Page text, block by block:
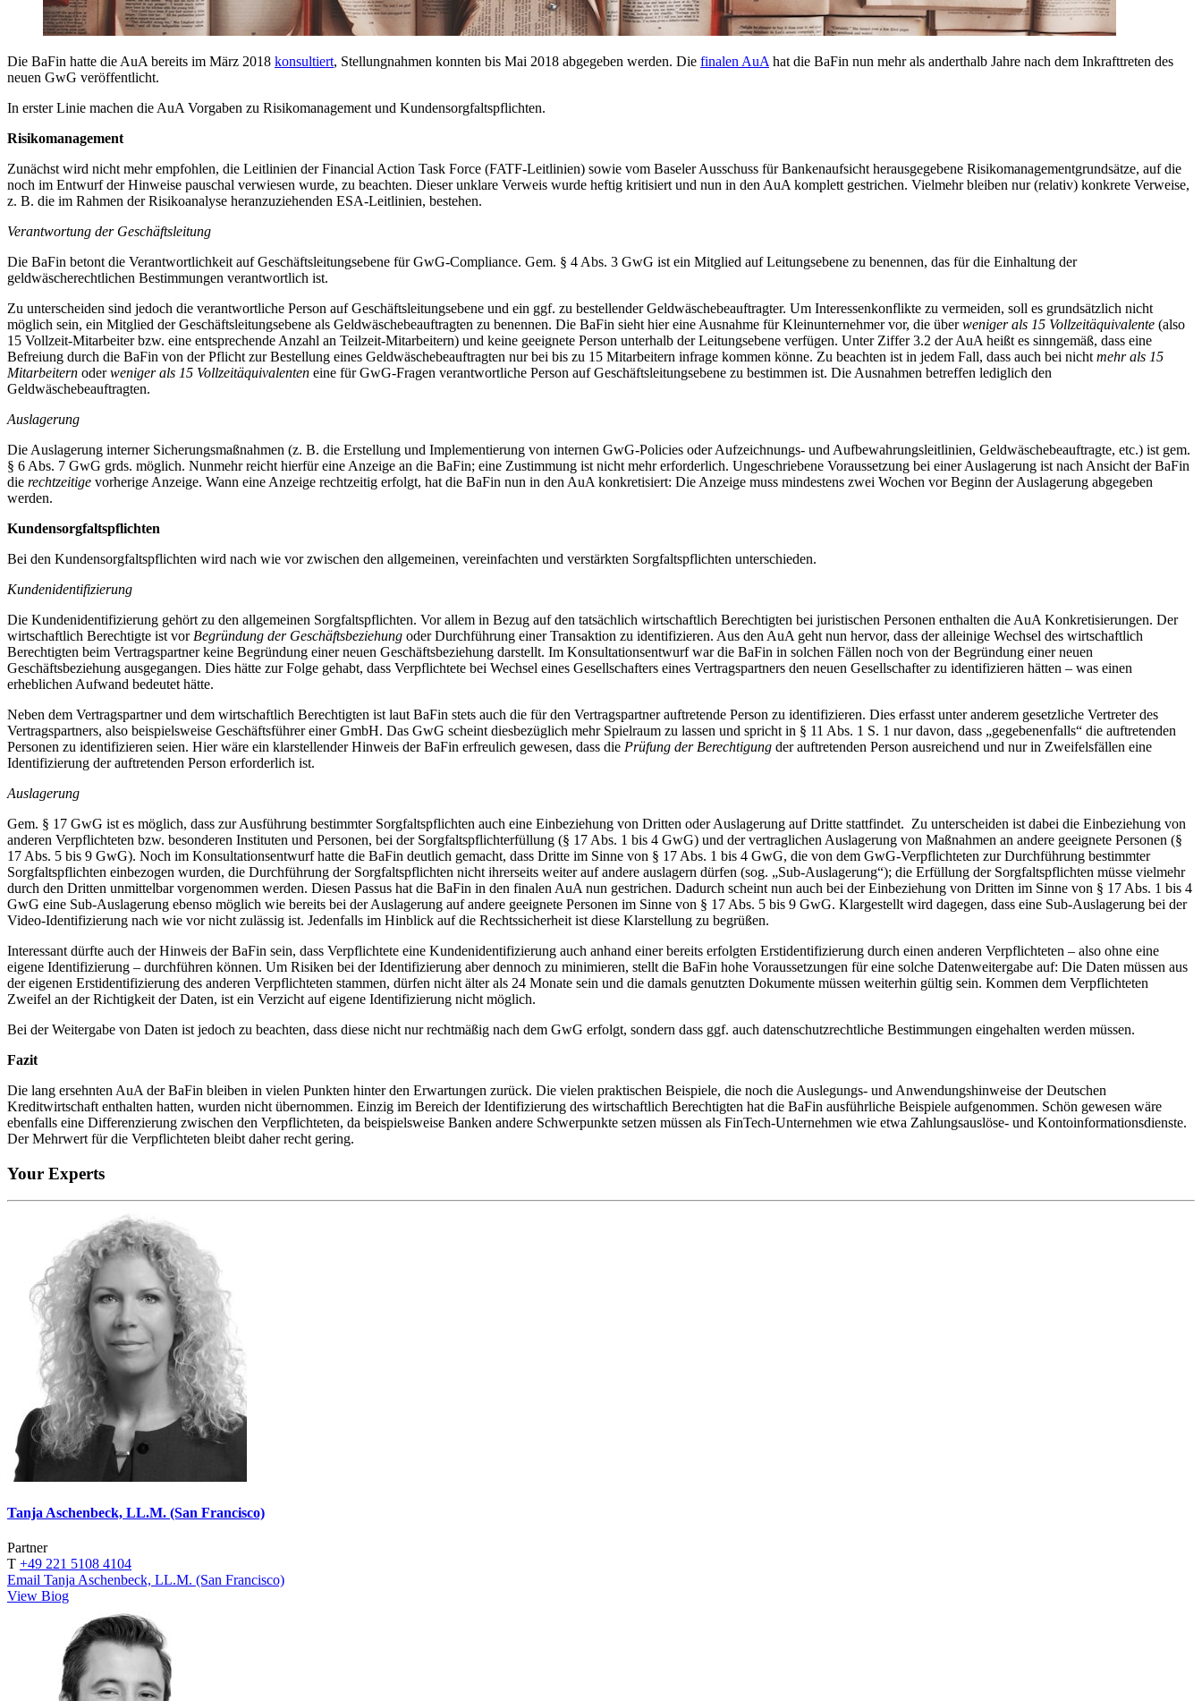
Die BaFin hatte die AuA bereits im März 2018 konsultiert, Stellungnahmen konnten bis Mai 2018 abgegeben werden. Die finalen AuA hat die BaFin nun mehr als anderthalb Jahre nach dem Inkrafttreten des
neuen GwG veröffentlicht.
In erster Linie machen die AuA Vorgaben zu Risikomanagement und Kundensorgfaltspflichten.
Risikomanagement
Zunächst wird nicht mehr empfohlen, die Leitlinien der Financial Action Task Force (FATF-Leitlinien) sowie vom Baseler Ausschuss für Bankenaufsicht herausgegebene Risikomanagementgrundsätze, auf die
noch im Entwurf der Hinweise pauschal verwiesen wurde, zu beachten. Dieser unklare Verweis wurde heftig kritisiert und nun in den AuA komplett gestrichen. Vielmehr bleiben nur (relativ) konkrete Verweise,
z. B. die im Rahmen der Risikoanalyse heranzuziehenden ESA-Leitlinien, bestehen.
Verantwortung der Geschäftsleitung
Die BaFin betont die Verantwortlichkeit auf Geschäftsleitungsebene für GwG-Compliance. Gem. § 4 Abs. 3 GwG ist ein Mitglied auf Leitungsebene zu benennen, das für die Einhaltung der
geldwäscherechtlichen Bestimmungen verantwortlich ist.
Zu unterscheiden sind jedoch die verantwortliche Person auf Geschäftsleitungsebene und ein ggf. zu bestellender Geldwäschebeauftragter. Um Interessenkonflikte zu vermeiden, soll es grundsätzlich nicht
möglich sein, ein Mitglied der Geschäftsleitungsebene als Geldwäschebeauftragten zu benennen. Die BaFin sieht hier eine Ausnahme für Kleinunternehmer vor, die überweniger als 15 Vollzeitäquivalente (also
15 Vollzeit-Mitarbeiter bzw. eine entsprechende Anzahl an Teilzeit-Mitarbeitern) und keine geeignete Person unterhalb der Leitungsebene verfügen. Unter Ziffer 3.2 der AuA heißt es sinngemäß, dass eine
Befreiung durch die BaFin von der Pflicht zur Bestellung eines Geldwäschebeauftragten nur bei bis zu 15 Mitarbeitern infrage kommen könne. Zu beachten ist in jedem Fall, dass auch bei nicht mehr als 15
Mitarbeitern oderweniger als 15 Vollzeitäquivalenten eine für GwG-Fragen verantwortliche Person auf Geschäftsleitungsebene zu bestimmen ist. Die Ausnahmen betreffen lediglich den
Geldwäschebeauftragten.
Auslagerung
Die Auslagerung interner Sicherungsmaßnahmen (z. B. die Erstellung und Implementierung von internen GwG-Policies oder Aufzeichnungs- und Aufbewahrungsleitlinien, Geldwäschebeauftragte, etc.) ist gem.
§ 6 Abs. 7 GwG grds. möglich. Nunmehr reicht hierfür eine Anzeige an die BaFin; eine Zustimmung ist nicht mehr erforderlich. Ungeschriebene Voraussetzung bei einer Auslagerung ist nach Ansicht der BaFin
die rechtzeitige vorherige Anzeige. Wann eine Anzeige rechtzeitig erfolgt, hat die BaFin nun in den AuA konkretisiert: Die Anzeige muss mindestens zwei Wochen vor Beginn der Auslagerung abgegeben
werden.
Kundensorgfaltspflichten
Bei den Kundensorgfaltspflichten wird nach wie vor zwischen den allgemeinen, vereinfachten und verstärkten Sorgfaltspflichten unterschieden.
Kundenidentifizierung
Die Kundenidentifizierung gehört zu den allgemeinen Sorgfaltspflichten. Vor allem in Bezug auf den tatsächlich wirtschaftlich Berechtigten bei juristischen Personen enthalten die AuA Konkretisierungen. Der
wirtschaftlich Berechtigte ist vor Begründung der Geschäftsbeziehung oder Durchführung einer Transaktion zu identifizieren. Aus den AuA geht nun hervor, dass der alleinige Wechsel des wirtschaftlich
Berechtigten beim Vertragspartner keine Begründung einer neuen Geschäftsbeziehung darstellt. Im Konsultationsentwurf war die BaFin in solchen Fällen noch von der Begründung einer neuen
Geschäftsbeziehung ausgegangen. Dies hätte zur Folge gehabt, dass Verpflichtete bei Wechsel eines Gesellschafters eines Vertragspartners den neuen Gesellschafter zu identifizieren hätten – was einen
erheblichen Aufwand bedeutet hätte.
Neben dem Vertragspartner und dem wirtschaftlich Berechtigten ist laut BaFin stets auch die für den Vertragspartner auftretende Person zu identifizieren. Dies erfasst unter anderem gesetzliche Vertreter des
Vertragspartners, also beispielsweise Geschäftsführer einer GmbH. Das GwG scheint diesbezüglich mehr Spielraum zu lassen und spricht in § 11 Abs. 1 S. 1 nur davon, dass „gegebenenfalls“ die auftretenden
Personen zu identifizieren seien. Hier wäre ein klarstellender Hinweis der BaFin erfreulich gewesen, dass die Prüfung der Berechtigung der auftretenden Person ausreichend und nur in Zweifelsfällen eine
Identifizierung der auftretenden Person erforderlich ist.
Auslagerung
Gem. § 17 GwG ist es möglich, dass zur Ausführung bestimmter Sorgfaltspflichten auch eine Einbeziehung von Dritten oder Auslagerung auf Dritte stattfindet. Zu unterscheiden ist dabei die Einbeziehung von
anderen Verpflichteten bzw. besonderen Instituten und Personen, bei der Sorgfaltspflichterfüllung (§ 17 Abs. 1 bis 4 GwG) und der vertraglichen Auslagerung von Maßnahmen an andere geeignete Personen (§
17 Abs. 5 bis 9 GwG). Noch im Konsultationsentwurf hatte die BaFin deutlich gemacht, dass Dritte im Sinne von § 17 Abs. 1 bis 4 GwG, die von dem GwG-Verpflichteten zur Durchführung bestimmter
Sorgfaltspflichten einbezogen wurden, die Durchführung der Sorgfaltspflichten nicht ihrerseits weiter auf andere auslagern dürfen (sog. „Sub-Auslagerung“); die Erfüllung der Sorgfaltspflichten müsse vielmehr
durch den Dritten unmittelbar vorgenommen werden. Diesen Passus hat die BaFin in den finalen AuA nun gestrichen. Dadurch scheint nun auch bei der Einbeziehung von Dritten im Sinne von § 17 Abs. 1 bis 4
GwG eine Sub-Auslagerung ebenso möglich wie bereits bei der Auslagerung auf andere geeignete Personen im Sinne von § 17 Abs. 5 bis 9 GwG. Klargestellt wird dagegen, dass eine Sub-Auslagerung bei der
Video-Identifizierung nach wie vor nicht zulässig ist. Jedenfalls im Hinblick auf die Rechtssicherheit ist diese Klarstellung zu begrüßen.
Interessant dürfte auch der Hinweis der BaFin sein, dass Verpflichtete eine Kundenidentifizierung auch anhand einer bereits erfolgten Erstidentifizierung durch einen anderen Verpflichteten – also ohne eine
eigene Identifizierung – durchführen können. Um Risiken bei der Identifizierung aber dennoch zu minimieren, stellt die BaFin hohe Voraussetzungen für eine solche Datenweitergabe auf: Die Daten müssen aus
der eigenen Erstidentifizierung des anderen Verpflichteten stammen, dürfen nicht älter als 24 Monate sein und die damals genutzten Dokumente müssen weiterhin gültig sein. Kommen dem Verpflichteten
Zweifel an der Richtigkeit der Daten, ist ein Verzicht auf eigene Identifizierung nicht möglich.
Bei der Weitergabe von Daten ist jedoch zu beachten, dass diese nicht nur rechtmäßig nach dem GwG erfolgt, sondern dass ggf. auch datenschutzrechtliche Bestimmungen eingehalten werden müssen.
Fazit
Die lang ersehnten AuA der BaFin bleiben in vielen Punkten hinter den Erwartungen zurück. Die vielen praktischen Beispiele, die noch die Auslegungs- und Anwendungshinweise der Deutschen
Kreditwirtschaft enthalten hatten, wurden nicht übernommen. Einzig im Bereich der Identifizierung des wirtschaftlich Berechtigten hat die BaFin ausführliche Beispiele aufgenommen. Schön gewesen wäre
ebenfalls eine Differenzierung zwischen den Verpflichteten, da beispielsweise Banken andere Schwerpunkte setzen müssen als FinTech-Unternehmen wie etwa Zahlungsauslöse- und Kontoinformationsdienste.
Der Mehrwert für die Verpflichteten bleibt daher recht gering.
Your Experts
Tanja Aschenbeck, LL.M. (San Francisco)
Partner
T +49 221 5108 4104
Email Tanja Aschenbeck, LL.M. (San Francisco)
View Biog